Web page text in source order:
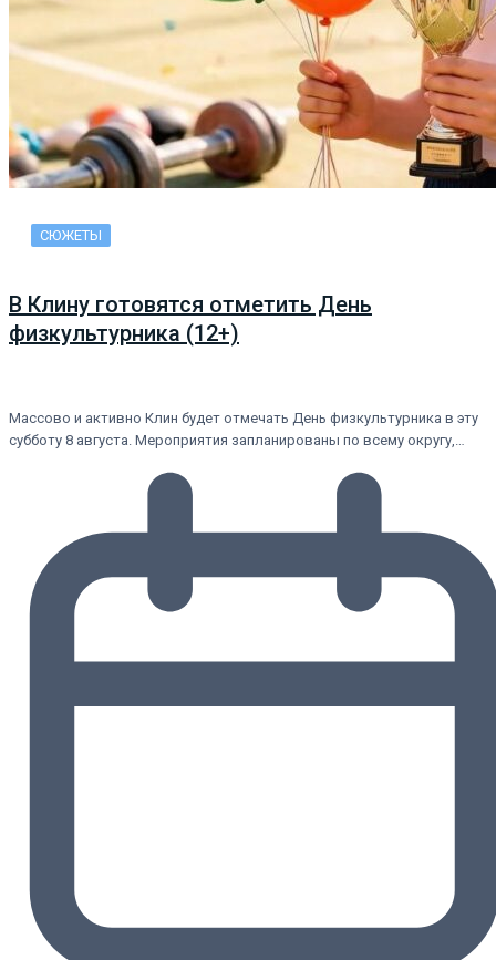
СЮЖЕТЫ
В Клину готовятся отметить День
физкультурника (12+)
Массово и активно Клин будет отмечать День физкультурника в эту
субботу 8 августа. Мероприятия запланированы по всему округу,…